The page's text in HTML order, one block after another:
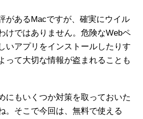
があるMacですが、確実にウイル
けではありません。危険なWebペ
いアプリをインストールしたりす
って大切な情報が盗まれることも
にもいくつか対策を取っておいた
。そこで今回は、無料で使える